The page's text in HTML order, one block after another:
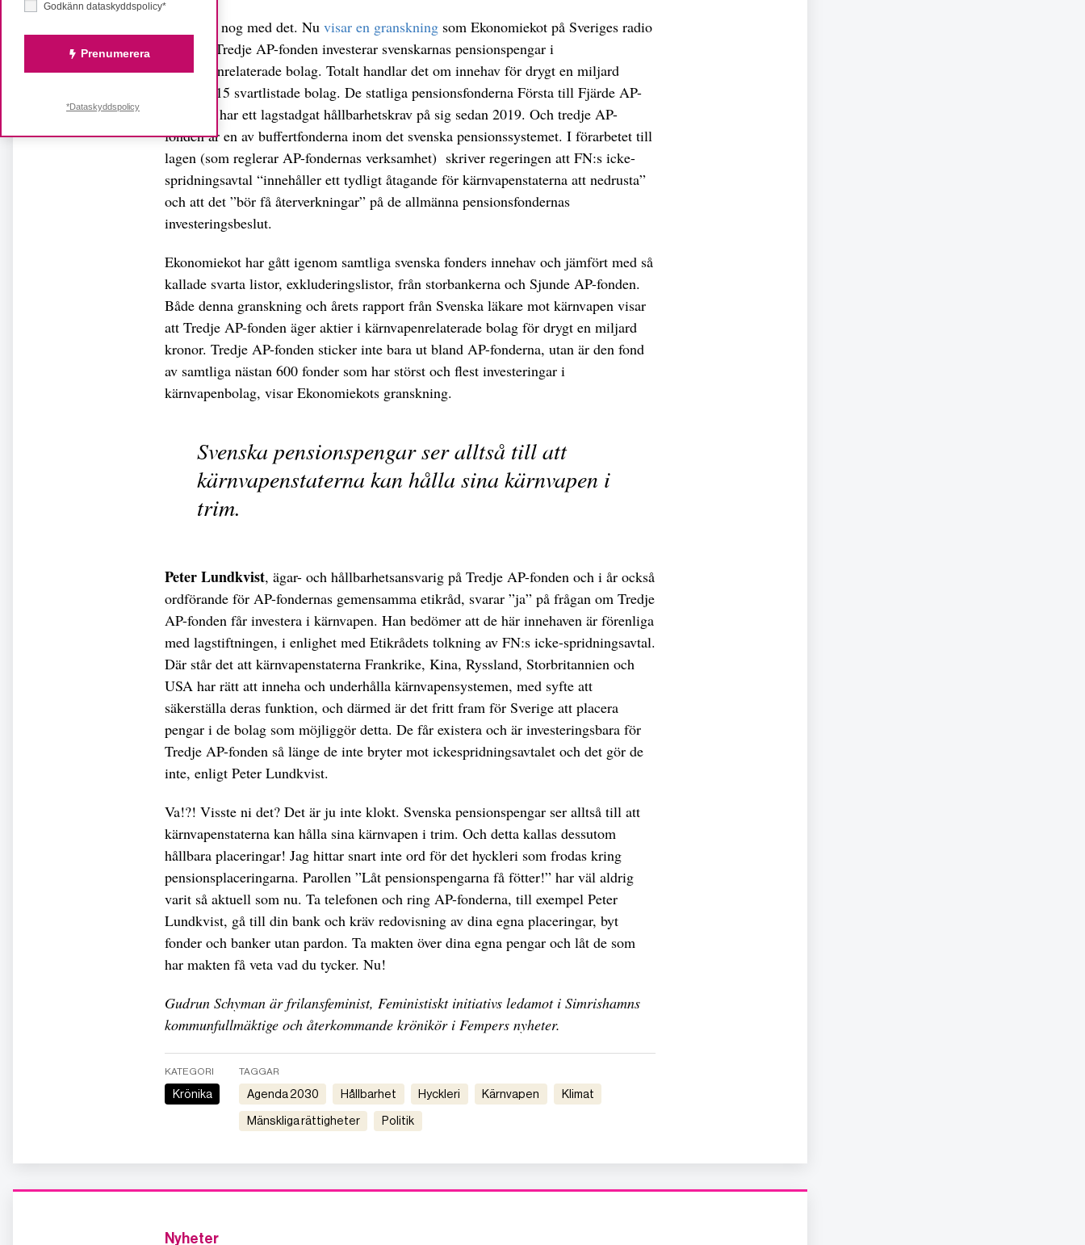
Men inte nog med det. Nu visar en granskning som Ekonomiekot på Sveriges radio
gjort att Tredje AP-fonden investerar svenskarnas pensionspengar i
kärnvapenrelaterade bolag. Totalt handlar det om innehav för drygt en miljard
kronor i 15 svartlistade bolag. De statliga pensionsfonderna Första till Fjärde AP-
fonderna har ett lagstadgat hållbarhetskrav på sig sedan 2019. Och tredje AP-
fonden är en av buffertfonderna inom det svenska pensionssystemet. I förarbetet till
lagen (som reglerar AP-fondernas verksamhet) skriver regeringen att FN:s icke-
spridningsavtal “innehåller ett tydligt åtagande för kärnvapenstaterna att nedrusta”
och att det ”bör få återverkningar” på de allmänna pensionsfondernas
investeringsbeslut.
Ekonomiekot har gått igenom samtliga svenska fonders innehav och jämfört med så
kallade svarta listor, exkluderingslistor, från storbankerna och Sjunde AP-fonden.
Både denna granskning och årets rapport från Svenska läkare mot kärnvapen visar
att Tredje AP-fonden äger aktier i kärnvapenrelaterade bolag för drygt en miljard
kronor. Tredje AP-fonden sticker inte bara ut bland AP-fonderna, utan är den fond
av samtliga nästan 600 fonder som har störst och flest investeringar i
kärnvapenbolag, visar Ekonomiekots granskning.
Svenska pensionspengar ser alltså till att
kärnvapenstaterna kan hålla sina kärnvapen i
trim.
Peter Lundkvist, ägar- och hållbarhetsansvarig på Tredje AP-fonden och i år också
ordförande för AP-fondernas gemensamma etikråd, svarar ”ja” på frågan om Tredje
AP-fonden får investera i kärnvapen. Han bedömer att de här innehaven är förenliga
med lagstiftningen, i enlighet med Etikrådets tolkning av FN:s icke-spridningsavtal.
Där står det att kärnvapenstaterna Frankrike, Kina, Ryssland, Storbritannien och
USA har rätt att inneha och underhålla kärnvapensystemen, med syfte att
säkerställa deras funktion, och därmed är det fritt fram för Sverige att placera
pengar i de bolag som möjliggör detta. De får existera och är investeringsbara för
Tredje AP-fonden så länge de inte bryter mot ickespridningsavtalet och det gör de
inte, enligt Peter Lundkvist.
Va!?! Visste ni det? Det är ju inte klokt. Svenska pensionspengar ser alltså till att
kärnvapenstaterna kan hålla sina kärnvapen i trim. Och detta kallas dessutom
hållbara placeringar! Jag hittar snart inte ord för det hyckleri som frodas kring
pensionsplaceringarna. Parollen ”Låt pensionspengarna få fötter!” har väl aldrig
varit så aktuell som nu. Ta telefonen och ring AP-fonderna, till exempel Peter
Lundkvist, gå till din bank och kräv redovisning av dina egna placeringar, byt
fonder och banker utan pardon. Ta makten över dina egna pengar och låt de som
har makten få veta vad du tycker. Nu!
Gudrun Schyman är frilansfeminist, Feministiskt initiativs ledamot i Simrishamns
kommunfullmäktige och återkommande krönikör i Fempers nyheter.
KATEGORI
Krönika
TAGGAR
agenda 2030 hållbarhet hyckleri kärnvapen klimat
mänskliga rättigheter politik
Nyheter
Godkänn dataskyddspolicy*
Prenumerera
*Dataskyddspolicy